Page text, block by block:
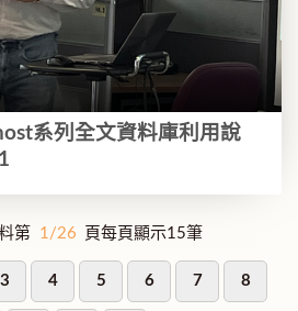
系列全文資料庫利用說
第 1/26 頁每頁顯示15筆
3 4 5 6 7 8